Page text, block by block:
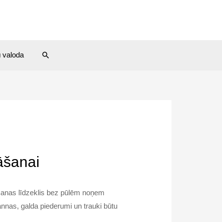
valoda Search
līdzeklis bez pūlēm noņem
galda piederumi un trauki būtu